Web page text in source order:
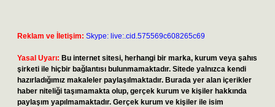
Reklam ve İletişim: Skype: live:.cid.575569c608265c69
Yasal Uyarı: Bu internet sitesi, herhangi bir marka, kurum veya şahıs
şirketi ile hiçbir bağlantısı bulunmamaktadır. Sitede yalnızca kendi
hazırladığımız makaleler paylaşılmaktadır. Burada yer alan içerikler
haber niteliği taşımamakta olup, gerçek kurum ve kişiler hakkında
paylaşım yapılmamaktadır. Gerçek kurum ve kişiler ile isim